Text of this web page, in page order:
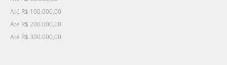
Até R$ 100.000,00
Até R$ 200.000,00
Até R$ 300.000,00